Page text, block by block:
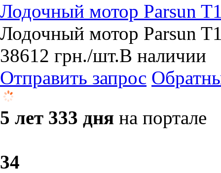
Лодочный мотор Parsun
Лодочный мотор Parsun
38612 грн./шт.В наличии
Отправить запрос
5 лет 333 дня на портале
34